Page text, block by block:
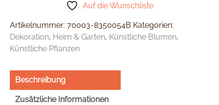
Auf die Wunschliste
Artikelnummer: 70003-8350054B Kategorien:
Dekoration, Heim & Garten, Künstliche Blumen,
Künstliche Pflanzen
Beschreibung
Zusätzliche Informationen